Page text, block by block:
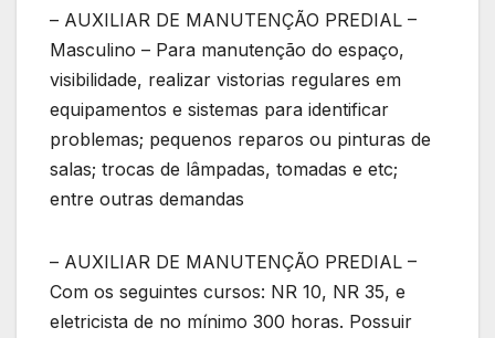
– AUXILIAR DE MANUTENÇÃO PREDIAL –
Masculino – Para manutenção do espaço,
visibilidade, realizar vistorias regulares em
equipamentos e sistemas para identificar
problemas; pequenos reparos ou pinturas de
salas; trocas de lâmpadas, tomadas e etc;
entre outras demandas
– AUXILIAR DE MANUTENÇÃO PREDIAL –
Com os seguintes cursos: NR 10, NR 35, e
eletricista de no mínimo 300 horas. Possuir